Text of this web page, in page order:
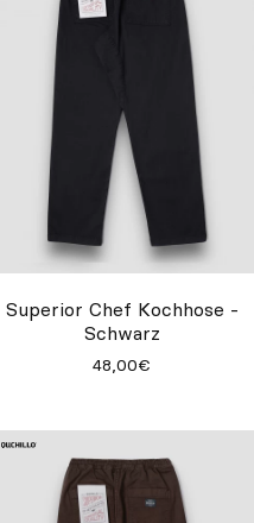
Superior Chef Kochhose -
Schwarz
48,00€